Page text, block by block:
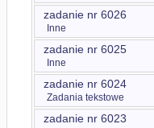
zadanie nr 6026
Inne
zadanie nr 6025
Inne
zadanie nr 6024
Zadania tekstowe
zadanie nr 6023